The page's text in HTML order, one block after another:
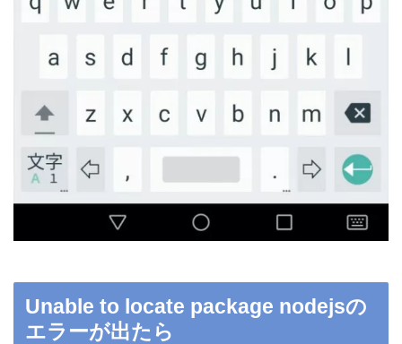
Unable to locate package nodejsの
エラーが出たら